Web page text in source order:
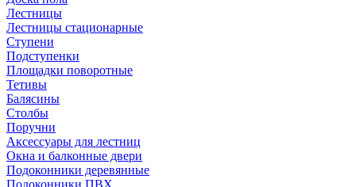
Лестницы
Лестницы стационарные
Ступени
Подступенки
Площадки поворотные
Тетивы
Балясины
Столбы
Поручни
Аксессуары для лестниц
Окна и балконные двери
Подоконники деревянные
Подоконники ПВХ